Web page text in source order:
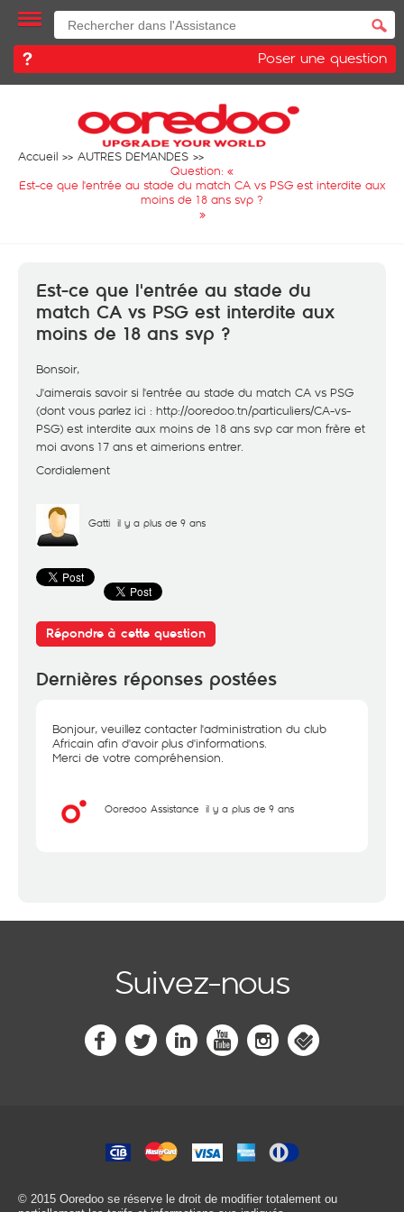
Poser une question
Accueil
AUTRES DEMANDES
Question: «
Est-ce que l'entrée au stade du match CA vs PSG est interdite aux
moins de 18 ans svp ?
»
Est-ce que l'entrée au stade du
match CA vs PSG est interdite aux
moins de 18 ans svp ?
Bonsoir,
J'aimerais savoir si l'entrée au stade du match CA vs PSG
(dont vous parlez ici : http://ooredoo.tn/particuliers/CA-vs-
PSG) est interdite aux moins de 18 ans svp car mon frère et
moi avons 17 ans et aimerions entrer.
Cordialement
Gatti il y a plus de 9 ans
Répondre à cette question
Dernières réponses postées
Bonjour, veuillez contacter l'administration du club
Africain afin d'avoir plus d'informations.
Merci de votre compréhension.
Ooredoo Assistance il y a plus de 9 ans
Suivez-nous
© 2015 Ooredoo se réserve le droit de modifier totalement ou